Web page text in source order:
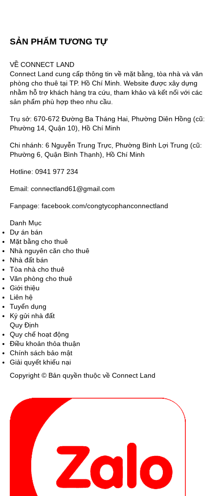
SẢN PHẨM TƯƠNG TỰ
VỀ CONNECT LAND
Connect Land cung cấp thông tin về mặt bằng, tòa nhà và văn
phòng cho thuê tại TP. Hồ Chí Minh. Website được xây dựng
nhằm hỗ trợ khách hàng tra cứu, tham khảo và kết nối với các
sản phẩm phù hợp theo nhu cầu.
Trụ sở: 670-672 Đường Ba Tháng Hai, Phường Diên Hồng (cũ:
Phường 14, Quận 10), Hồ Chí Minh
Chi nhánh: 6 Nguyễn Trung Trực, Phường Bình Lợi Trung (cũ:
Phường 6, Quận Bình Thạnh), Hồ Chí Minh
Hotline: 0941 977 234
Email: connectland61@gmail.com
Fanpage: facebook.com/congtycophanconnectland
Danh Mục
Dự án bán
Mặt bằng cho thuê
Nhà nguyên căn cho thuê
Nhà đất bán
Tòa nhà cho thuê
Văn phòng cho thuê
Giới thiệu
Liên hệ
Tuyển dụng
Ký gửi nhà đất
Quy Định
Quy chế hoạt động
Điều khoản thỏa thuận
Chính sách bảo mật
Giải quyết khiếu nại
Copyright © Bản quyền thuộc về Connect Land